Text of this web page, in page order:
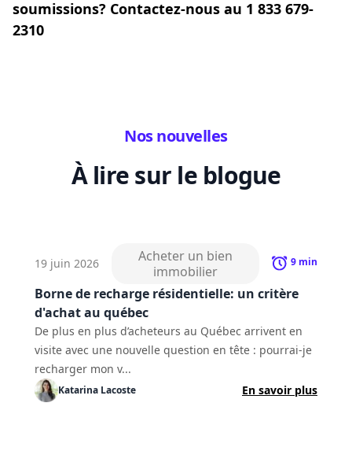
soumissions? Contactez-nous au 1 833 679-
2310
Nos nouvelles
À lire sur le blogue
19 juin 2026
Acheter un bien
immobilier
9 min
Borne de recharge résidentielle: un critère
d'achat au québec
De plus en plus d’acheteurs au Québec arrivent en
visite avec une nouvelle question en tête : pourrai-je
recharger mon v...
Katarina Lacoste En savoir plus